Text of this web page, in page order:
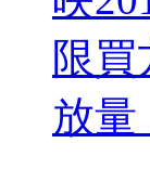
限
放量